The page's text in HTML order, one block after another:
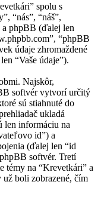
spolu s
“nás”, “náš”,
phpBB (ďalej len
“phpBB
údaje zhromaždené
“Vaše údaje”).
Najskôr,
softvér vytvorí určitý
sú stiahnuté do
ukladá
len informáciu na
id”) a
(ďalej len “id
softvér. Tretí
témy na “Krevetkári” a
už boli zobrazené, čím